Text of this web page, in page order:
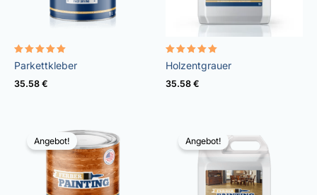
Bewertet
mit
4.85
von 5
Parkettkleber
35.58 €
Bewertet
mit
5.00
von 5
Holzentgrauer
35.58 €
Angebot! Angebot!